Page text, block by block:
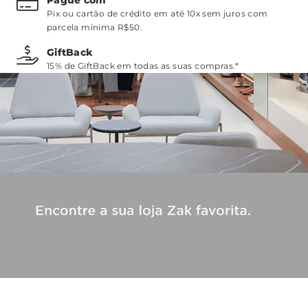
Pix ou cartão de crédito em até 10x sem juros com
parcela mínima R$50.
GiftBack
15% de GiftBack em todas as suas compras.*